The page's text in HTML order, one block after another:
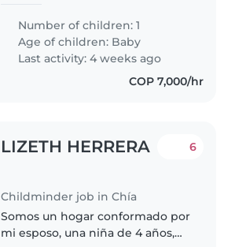
semana. Somos tranquilos,
flexibles y cero problemáticos.
Number of children: 1
Age of children: Baby
Last activity: 4 weeks ago
COP 7,000/hr
LIZETH HERRERA
Childminder job in Chía
6
Somos un hogar conformado por
mi esposo, una niña de 4 años,